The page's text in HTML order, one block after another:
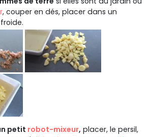
, couper en dés, placer dans un
petit robot-mixeur, placer, le persil,